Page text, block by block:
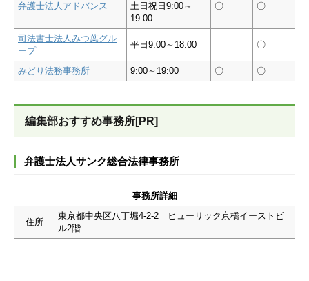
弁護士法人アドバンス
土日祝日9:00～
19:00
〇 〇
司法書士法人みつ葉グル
ープ
平日9:00～18:00 〇
みどり法務事務所 9:00～19:00 〇 〇
編集部おすすめ事務所[PR]
弁護士法人サンク総合法律事務所
事務所詳細
住所
東京都中央区八丁堀4-2-2 ヒューリック京橋イーストビ
ル2階